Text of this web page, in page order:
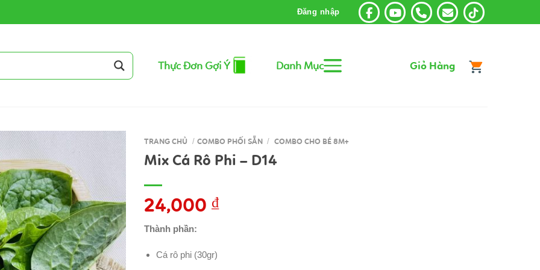
Đăng nhập
Thực Đơn Gợi Ý Danh Mục Giỏ Hàng
TRANG CHỦ / COMBO PHỐI SẴN / COMBO CHO BÉ 8M+
Mix Cá Rô Phi – D14
24,000 ₫
Thành phần:
Cá rô phi (30gr)